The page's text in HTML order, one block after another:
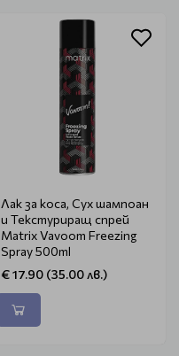
Лак за коса, Сух шампоан
и Текстуриращ спрей
Matrix Vavoom Freezing
Spray 500ml
€ 17.90 (35.00 лв.)